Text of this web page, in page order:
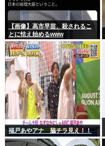
【画像】高市早苗、殺されるこ
とに怯え始めるwww
福戸あやアナ 脇チラ見え！！